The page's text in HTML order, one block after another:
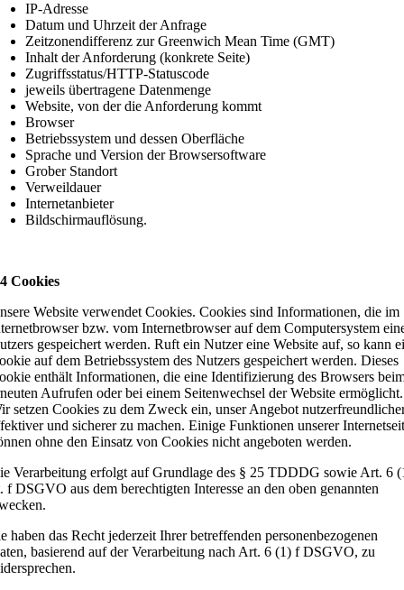
IP-Adresse
Datum und Uhrzeit der Anfrage
Zeitzonendifferenz zur Greenwich Mean Time (GMT)
Inhalt der Anforderung (konkrete Seite)
Zugriffsstatus/HTTP-Statuscode
jeweils übertragene Datenmenge
Website, von der die Anforderung kommt
Browser
Betriebssystem und dessen Oberfläche
Sprache und Version der Browsersoftware
Grober Standort
Verweildauer
Internetanbieter
Bildschirmauflösung.
Cookies
Website verwendet Cookies. Cookies sind Informationen, die im
bzw. vom Internetbrowser auf dem Computersystem
gespeichert werden. Ruft ein Nutzer eine Website auf, so kann
auf dem Betriebssystem des Nutzers gespeichert werden. Dieses
enthält Informationen, die eine Identifizierung des Browsers
Aufrufen oder bei einem Seitenwechsel der Website ermöglicht.
setzen Cookies zu dem Zweck ein, unser Angebot
und sicherer zu machen. Einige Funktionen unserer
ohne den Einsatz von Cookies nicht angeboten werden.
Verarbeitung erfolgt auf Grundlage des § 25 TDDDG sowie Art. 6
f DSGVO aus dem berechtigten Interesse an den oben genannten
haben das Recht jederzeit Ihrer betreffenden personenbezogenen
basierend auf der Verarbeitung nach Art. 6 (1) f DSGVO, zu